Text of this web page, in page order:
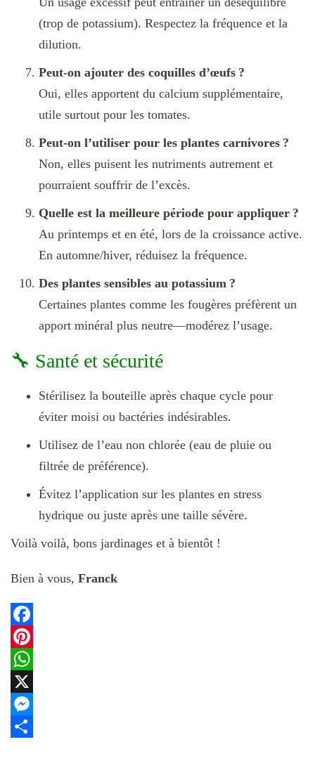
(trop de potassium). Respectez la fréquence et la
dilution.
Peut-on ajouter des coquilles d’œufs ?
Oui, elles apportent du calcium supplémentaire,
utile surtout pour les tomates.
Peut-on l’utiliser pour les plantes carnivores ?
Non, elles puisent les nutriments autrement et
pourraient souffrir de l’excès.
Quelle est la meilleure période pour appliquer ?
Au printemps et en été, lors de la croissance active.
En automne/hiver, réduisez la fréquence.
Des plantes sensibles au potassium ?
Certaines plantes comme les fougères préfèrent un
apport minéral plus neutre—modérez l’usage.
🔧 Santé et sécurité
Stérilisez la bouteille après chaque cycle pour
éviter moisi ou bactéries indésirables.
Utilisez de l’eau non chlorée (eau de pluie ou
filtrée de préférence).
Évitez l’application sur les plantes en stress
hydrique ou juste après une taille sévère.
Voilà voilà, bons jardinages et à bientôt !
Bien à vous, Franck
Facebook
Pinterest
WhatsApp
X
Messenger